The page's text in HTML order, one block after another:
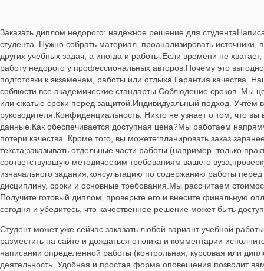
Заказать диплом недорого: надёжное решение для
студента. Нужно собрать материал, проанализировать
других учебных задач, а иногда и работы.Если времени не
работу недорого у профессиональных авторов.Почему это
подготовки к экзаменам, работы или отдыха.Гарантия качества.
соблюсти все академические стандарты.Соблюдение сроков. Мы
или сжатые сроки перед защитой.Индивидуальный подход. Учтём
руководителя.Конфиденциальность. Никто не узнает о том, что
данные.Как обеспечивается доступная цена?Мы работаем
потери качества. Кроме того, вы можете:планировать заказ
текста;заказывать отдельные части работы (например, только
соответствующую методическим требованиям вашего
изначального задания;консультацию по содержанию работы
дисциплину, сроки и основные требования.Мы рассчитаем
Получите готовый диплом, проверьте его и внесите финальную
сегодня и убедитесь, что качественное решение может быть
Студент может уже сейчас заказать любой вариант учебной
разместить на сайте и дождаться отклика и комментарии
написании определенной работы (контрольная, курсовая или
деятельность. Удобная и простая форма оповещения позволит